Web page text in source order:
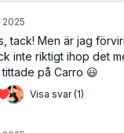
2025
tack! Men är jag
inte riktigt ihop det
på Carro 😃
Visa svar (1)